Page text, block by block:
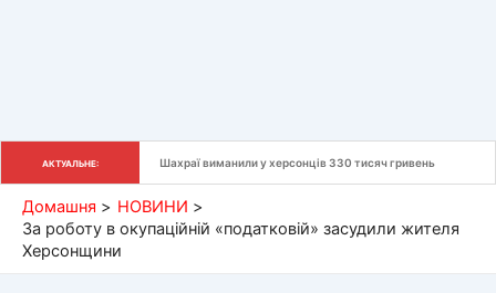
АКТУАЛЬНЕ: Шахраї виманили у херсонців 330 тисяч гривень
Домашня
НОВИНИ
За роботу в окупаційній «податковій» засудили жителя
Херсонщини